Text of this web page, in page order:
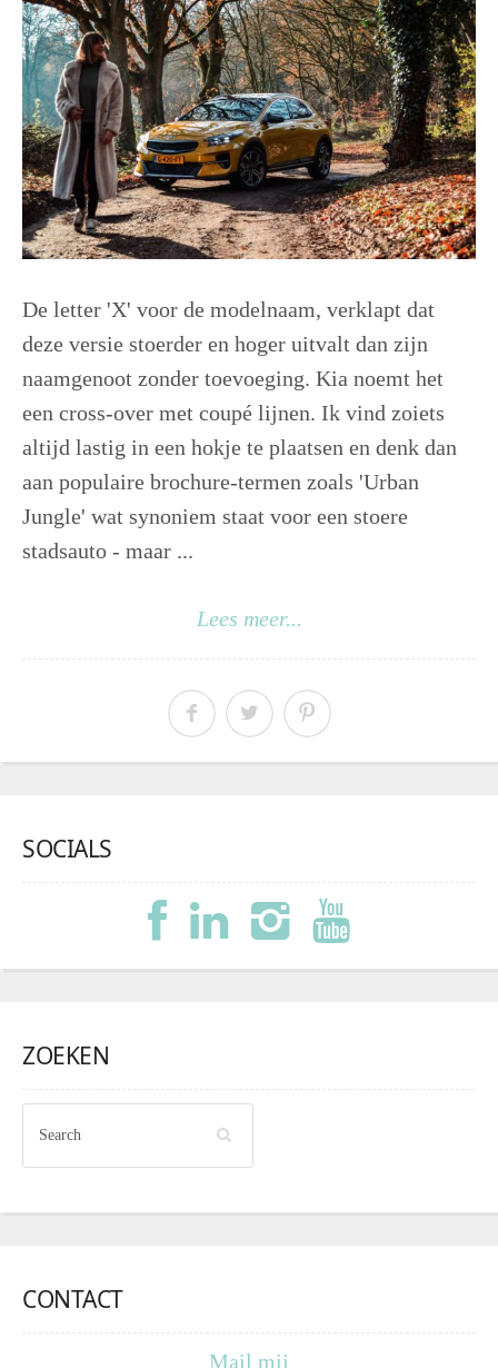
De letter 'X' voor de modelnaam, verklapt dat
deze versie stoerder en hoger uitvalt dan zijn
naamgenoot zonder toevoeging. Kia noemt het
een cross-over met coupé lijnen. Ik vind zoiets
altijd lastig in een hokje te plaatsen en denk dan
aan populaire brochure-termen zoals 'Urban
Jungle' wat synoniem staat voor een stoere
stadsauto - maar ...
Lees meer...
SOCIALS
ZOEKEN
CONTACT
Mail mij